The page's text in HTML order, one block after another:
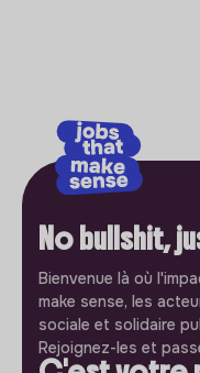
No bullshit,
Bienvenue là où
make sense, les
sociale et solidaire
Rejoignez-les et